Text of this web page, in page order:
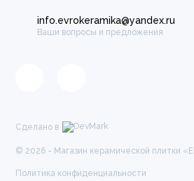
info.evrokeramika@yandex.ru
Ваши вопросы и предложения
Сделано в
© 2026 - Магазин керамической плитки
Политика конфиденциальности